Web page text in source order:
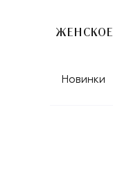
ЖЕНСКОЕ
Новинки